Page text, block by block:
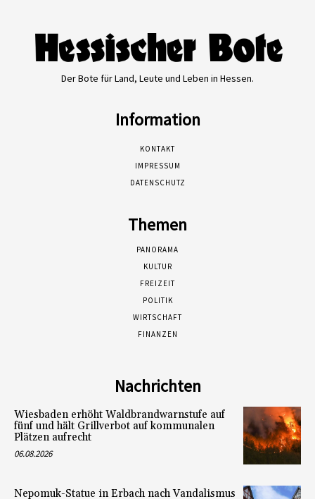
Der Bote für Land, Leute und Leben in Hessen.
Information
KONTAKT
IMPRESSUM
DATENSCHUTZ
Themen
PANORAMA
KULTUR
FREIZEIT
POLITIK
WIRTSCHAFT
FINANZEN
Nachrichten
Wiesbaden erhöht Waldbrandwarnstufe auf
fünf und hält Grillverbot auf kommunalen
Plätzen aufrecht
06.08.2026
Nepomuk-Statue in Erbach nach Vandalismus